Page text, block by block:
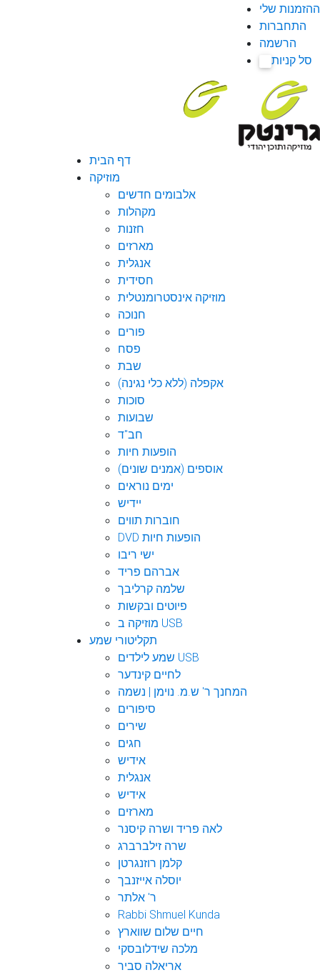
ההזמנות שלי
התחברות
הרשמה
סל קניות
דף הבית
מוזיקה
אלבומים חדשים
מקהלות
חזנות
מארזים
אנגלית
חסידית
מוזיקה אינסטרומנטלית
חנוכה
פורים
פסח
שבת
אקפלה (ללא כלי נגינה)
סוכות
שבועות
חב"ד
הופעות חיות
אוספים (אמנים שונים)
ימים נוראים
יידיש
חוברות תווים
DVD הופעות חיות
ישי ריבו
אברהם פריד
שלמה קרליבך
פיוטים ובקשות
מוזיקה ב USB
תקליטורי שמע
שמע לילדים USB
לחיים קינדער
המחנך ר' ש.מ. נוימן | נשמה
סיפורים
שירים
חגים
אידיש
אנגלית
אידיש
מארזים
לאה פריד ושרה קיסנר
שרה זילברברג
קלמן רוזנגרטן
יוסלה אייזנבך
ר' אלתר
Rabbi Shmuel Kunda
חיים שלום שווארץ
מלכה שידלובסקי
אריאלה סביר